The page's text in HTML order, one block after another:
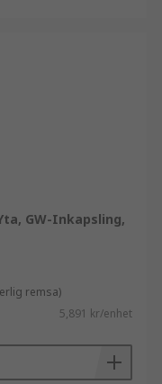
GW-Inkapsling,
remsa)
5,891 kr/enhet